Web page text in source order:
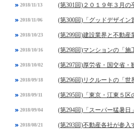
2018/11/13 (第301回)２０１９年３月
2018/11/06 (第300回)「グッドデザイ
2018/10/23 (第299回)建設業界と不動
2018/10/16 (第298回)マンションの「
2018/10/02 (第297回)厚労省・国交省・
2018/09/18 (第296回)リクルートの「
2018/09/11 (第295回)「東京・江東５
2018/09/04 (第294回)「スーパー猛暑
2018/08/21 (第293回)不動産各社が参